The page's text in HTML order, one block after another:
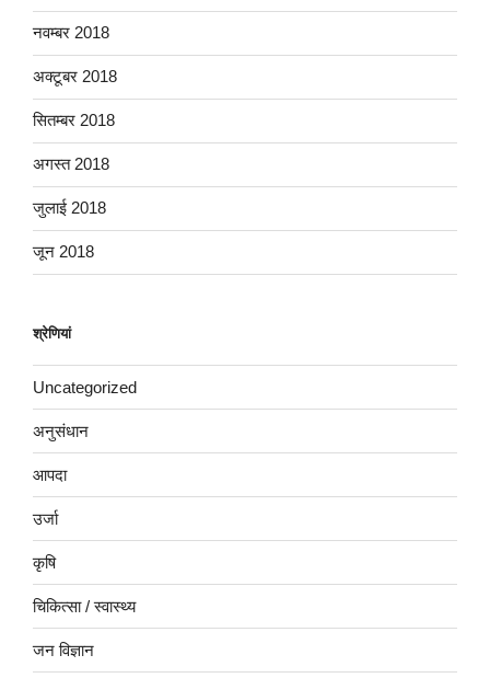
नवम्बर 2018
अक्टूबर 2018
सितम्बर 2018
अगस्त 2018
जुलाई 2018
जून 2018
श्रेणियां
Uncategorized
अनुसंधान
आपदा
उर्जा
कृषि
चिकित्सा / स्वास्थ्य
जन विज्ञान